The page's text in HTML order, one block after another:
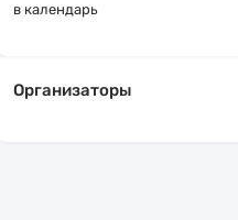
в календарь
Организаторы